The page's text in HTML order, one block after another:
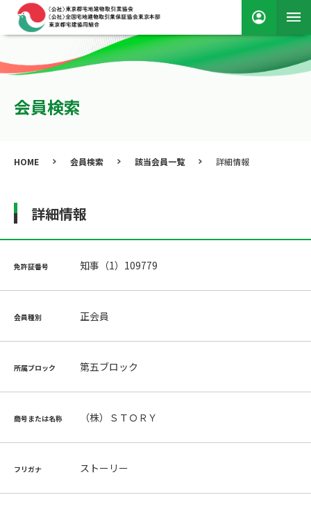
会員検索
HOME 会員検索 該当会員一覧 詳細情報
詳細情報
免許証番号 知事（1）109779
会員種別 正会員
所属ブロック 第五ブロック
商号または名称 （株）ＳＴＯＲＹ
フリガナ ストーリー